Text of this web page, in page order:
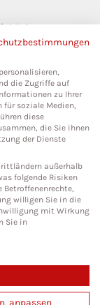
die Zugriffe auf
zu Ihrer
für soziale Medien,
diese
die Sie ihnen
der Dienste
außerhalb
folgende Risiken
willigen Sie in die
mit Wirkung
Sie in
anpassen